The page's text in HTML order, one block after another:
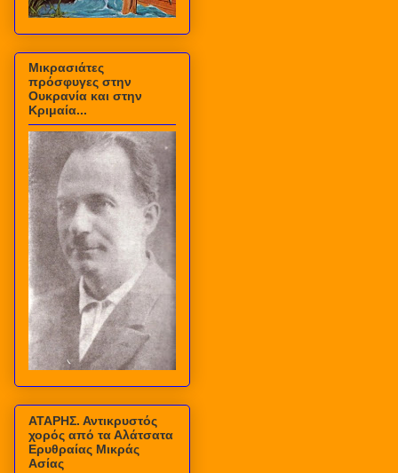
Μικρασιάτες
πρόσφυγες στην
Ουκρανία και στην
Κριμαία...
ΑΤΑΡΗΣ. Αντικρυστός
χορός από τα Αλάτσατα
Ερυθραίας Μικράς
Ασίας